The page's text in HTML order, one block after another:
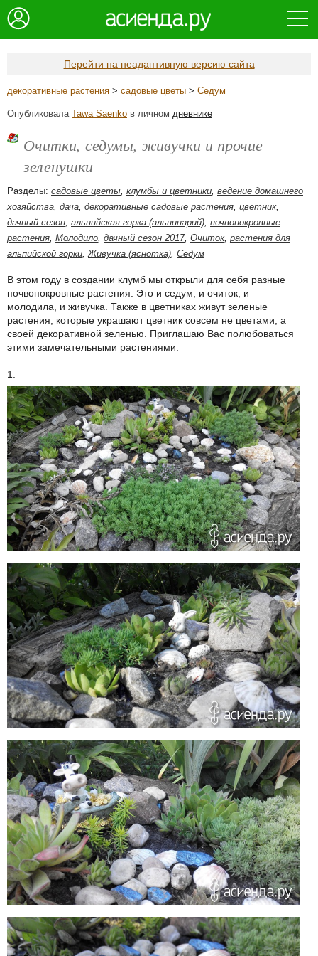
Перейти на неадаптивную версию сайта
декоративные растения > садовые цветы > Седум
Опубликовала Tawa Saenko в личном дневнике
Очитки, седумы, живучки и прочие
зеленушки
Разделы: садовые цветы, клумбы и цветники, ведение домашнего
хозяйства, дача, декоративные садовые растения, цветник,
дачный сезон, альпийская горка (альпинарий), почвопокровные
растения, Молодило, дачный сезон 2017, Очиток, растения для
альпийской горки,Живучка (яснотка), Седум
В этом году в создании клумб мы открыли для себя разные
почвопокровные растения. Это и седум, и очиток, и
молодила, и живучка. Также в цветниках живут зеленые
растения, которые украшают цветник совсем не цветами, а
своей декоративной зеленью. Приглашаю Вас полюбоваться
этими замечательными растениями.
1.